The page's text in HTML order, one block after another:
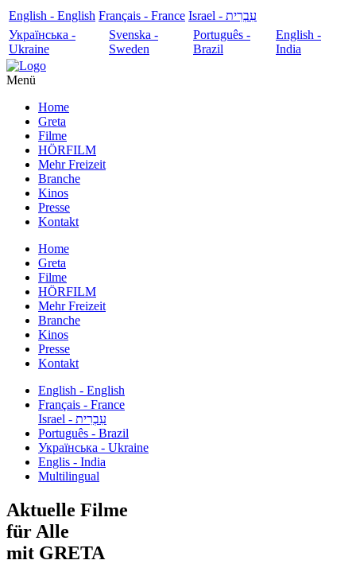
English - English Français - France
עִבְרִית - Israel
Українська -
Ukraine
Svenska -
Sweden
Português -
Brazil
English -
India
Menü
Home
Greta
Filme
HÖRFILM
Mehr Freizeit
Branche
Kinos
Presse
Kontakt
Home
Greta
Filme
HÖRFILM
Mehr Freizeit
Branche
Kinos
Presse
Kontakt
English - English
Français - France
עִבְרִית - Israel
Português - Brazil
Українська - Ukraine
Englis - India
Multilingual
Aktuelle Filme
für Alle
mit GRETA